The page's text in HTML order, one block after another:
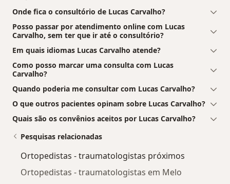
Onde fica o consultório de Lucas Carvalho?
Posso passar por atendimento online com Lucas
Carvalho, sem ter que ir até o consultório?
Em quais idiomas Lucas Carvalho atende?
Como posso marcar uma consulta com Lucas
Carvalho?
Quando poderia me consultar com Lucas Carvalho?
O que outros pacientes opinam sobre Lucas Carvalho?
Quais são os convênios aceitos por Lucas Carvalho?
Pesquisas relacionadas
Ortopedistas - traumatologistas próximos
Ortopedistas - traumatologistas em Melo